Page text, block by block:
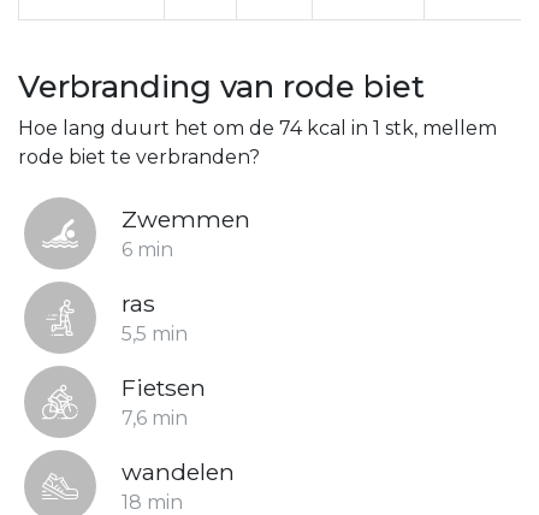
Verbranding van rode biet
Hoe lang duurt het om de 74 kcal in 1 stk, mellem
rode biet te verbranden?
Zwemmen
6 min
ras
5,5 min
Fietsen
7,6 min
wandelen
18 min